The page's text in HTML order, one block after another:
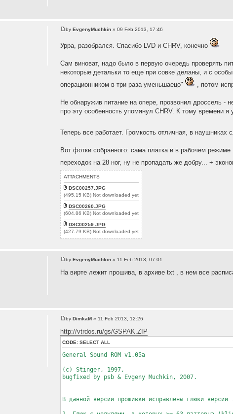
byEvgenyMuchkin » 09 Feb 2013, 17:46
Урра, разобрался. Спасибо LVD и CHRV, конечно
Сам виноват, надо было в первую очередь проверять
некоторые детальки то еще при совке деланы, и с
операционником в три раза уменьшаецо"
, потом
Не обнаружив питание на опере, прозвонил дроссель -
про эту особенность упомянул CHRV. К тому времени
Теперь все работает. Громкость отличная, в
Вот фотки собранного: сама платка и в рабочем
переходок на 28 ног, ну не пропадать же добру... +
ATTACHMENTS
DSC00257.JPG
(495.15 KB) Not downloaded yet
DSC00260.JPG
(604.86 KB) Not downloaded yet
DSC00259.JPG
(427.79 KB) Not downloaded yet
byEvgenyMuchkin » 11 Feb 2013, 07:01
На вирте лежит прошива, в архиве txt , в нем все
byDimkaM » 11 Feb 2013, 12:26
http://vtrdos.ru/gs/GSPAK.ZIP
CODE:SELECT ALL
General Sound ROM v1.05a
(с) Stinger, 1997,
bugfixed by psb & Evgeny Muchkin, 2007.
В данной версии прошивки исправлены глюки